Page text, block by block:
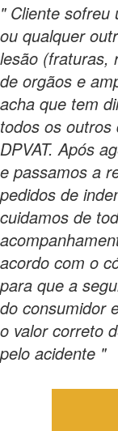
" Cliente
ou qualquer
lesão (fraturas,
de orgãos e
acha que tem
todos os
DPVAT. Após
e passamos a
pedidos de
cuidamos de
acordo com o
para que a
do consumidor
o valor correto
pelo acidente "